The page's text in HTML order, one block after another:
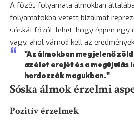
A főzés folyamata álmokban
folyamatokba vetett bizalmat
sóskát főzöl, lehet, hogy éppen egy
vagy, ahol várnod kell az
"Az álmokban megjelenő
az élet erejét és a megújulás
hordozzák magukban."
Sóska álmok érzelmi
Pozitív érzelmek